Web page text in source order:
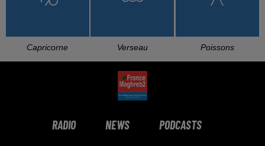
Capricorne Verseau Poissons
RADIO NEWS PODCASTS